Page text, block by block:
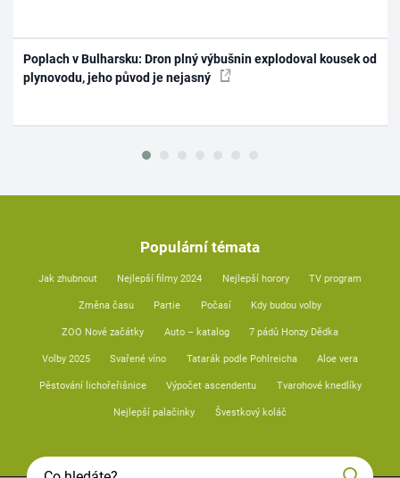
Poplach v Bulharsku: Dron plný výbušnin explodoval kousek od
plynovodu, jeho původ je nejasný
Populární témata
Jak zhubnout Nejlepší filmy 2024 Nejlepší horory TV program
Změna času Partie Počasí Kdy budou volby
ZOO Nové začátky Auto – katalog 7 pádů Honzy Dědka
Volby 2025 Svařené víno Tatarák podle Pohlreicha Aloe vera
Pěstování lichořeřišnice Výpočet ascendentu Tvarohové knedlíky
Nejlepší palačinky Švestkový koláč